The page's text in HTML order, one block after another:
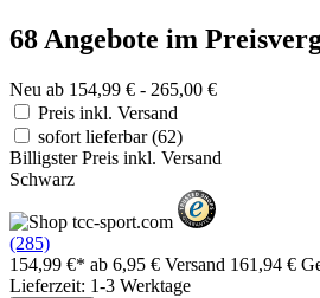
68 Angebote im
Neu ab 154,99 € - 265,00 €
Preis inkl. Versand
sofort lieferbar(62)
Billigster Preis inkl. Versand
Schwarz
(285)
154,99 €* ab 6,95 € Versand 161,94 €
Lieferzeit: 1-3 Werktage